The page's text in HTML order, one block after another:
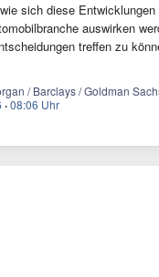
sich diese
auswirken
treffen zu
/ Barclays / Goldman
·08:06 Uhr